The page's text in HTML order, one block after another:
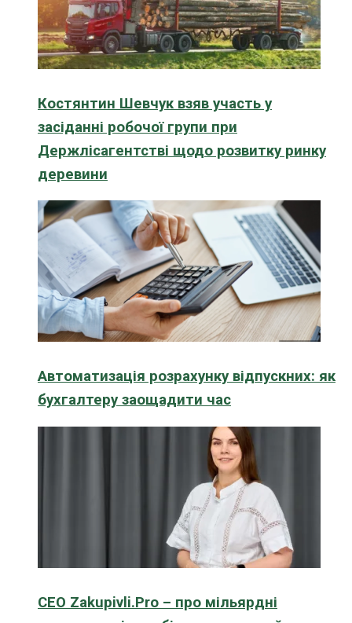
Костянтин Шевчук взяв участь у
засіданні робочої групи при
Держлісагентстві щодо розвитку ринку
деревини
Автоматизація розрахунку відпускних: як
бухгалтеру заощадити час
CEO Zakupivli.Pro – про мільярдні